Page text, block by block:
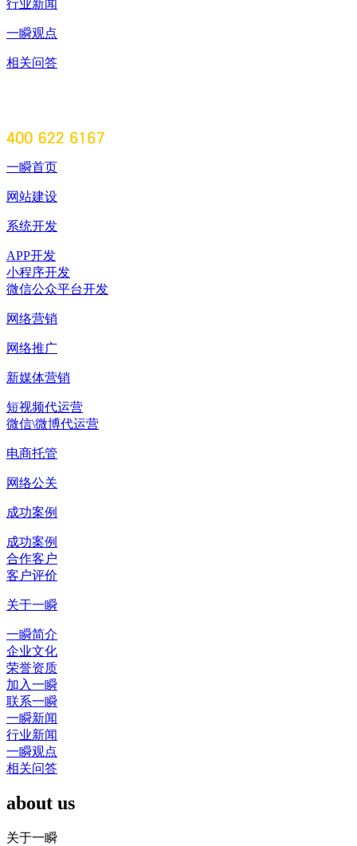
行业新闻
一瞬观点
相关问答
一瞬首页
网站建设
系统开发
APP开发
小程序开发
微信公众平台开发
网络营销
网络推广
新媒体营销
短视频代运营
微信\微博代运营
电商托管
网络公关
成功案例
成功案例
合作客户
客户评价
关于一瞬
一瞬简介
企业文化
荣誉资质
加入一瞬
联系一瞬
一瞬新闻
行业新闻
一瞬观点
相关问答
about us
关于一瞬